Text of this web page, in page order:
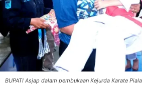
BUPATI Asjap dalam pembukaan Kejurda Karate